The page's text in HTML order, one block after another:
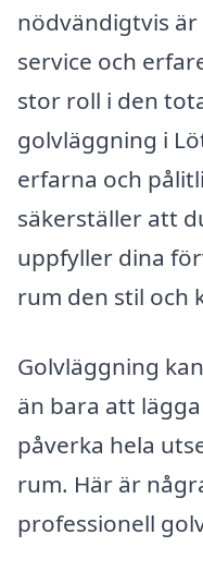
nödvändigtvis
service och
stor roll i den
golvläggning i
erfarna och
säkerställer att
uppfyller dina
rum den stil och
Golvläggning
än bara att
påverka hela
rum. Här är
professionell